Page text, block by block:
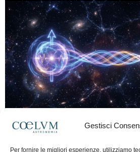
Gestisci
Per fornire le migliori esperienze, utilizziamo
Marco Lorrai - 15 Giugno 2026
moderna: due particelle possono mostrare